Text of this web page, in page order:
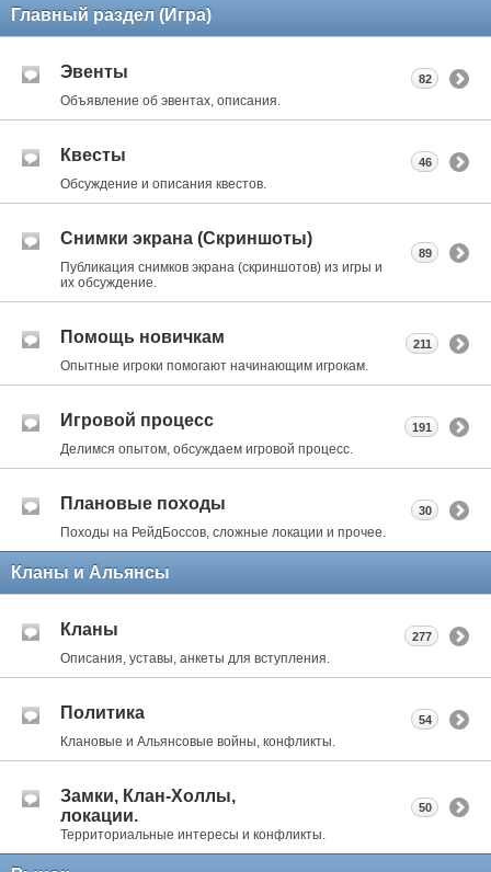
Главный раздел (Игра)
Эвенты
Объявление об эвентах, описания.
82
Квесты
Обсуждение и описания квестов.
46
Снимки экрана (Cкриншоты)
Публикация снимков экрана (скриншотов) из игры и
их обсуждение.
89
Помощь новичкам
Опытные игроки помогают начинающим игрокам.
211
Игровой процесс
Делимся опытом, обсуждаем игровой процесс.
191
Плановые походы
Походы на РейдБоссов, сложные локации и прочее.
30
Кланы и Альянсы
Кланы
Описания, уставы, анкеты для вступления.
277
Политика
Клановые и Альянсовые войны, конфликты.
54
Замки, Клан-Холлы,
локации.
Территориальные интересы и конфликты.
50